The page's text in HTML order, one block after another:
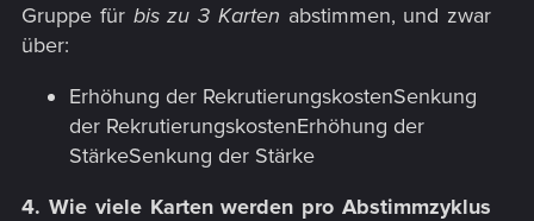
Gruppe für bis zu 3 Karten abstimmen, und zwar
über:​
Erhöhung der RekrutierungskostenSenkung
der RekrutierungskostenErhöhung der
StärkeSenkung der Stärke
4. Wie viele Karten werden pro Abstimmzyklus